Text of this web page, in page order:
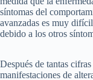
síntomas del
avanzadas es muy
debido a los otros
Después de tantas
manifestaciones de